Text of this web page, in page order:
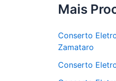
Mais
Conserto
Zamataro
Conserto